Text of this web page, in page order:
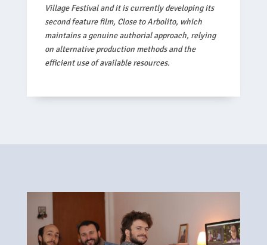
Village Festival and it is currently developing its
second feature film, Close to Arbolito, which
maintains a genuine authorial approach, relying
on alternative production methods and the
efficient use of available resources.